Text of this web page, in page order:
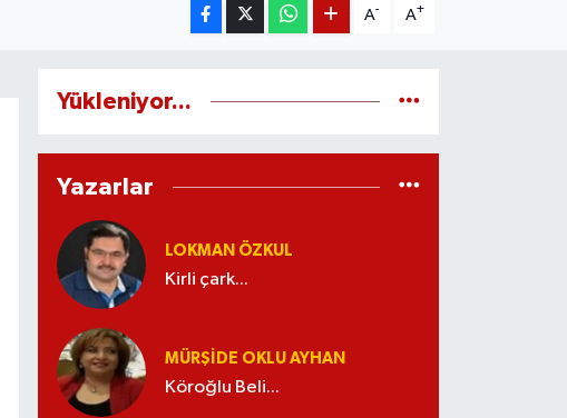
A- A+
Yükleniyor...
Yazarlar
LOKMAN ÖZKUL
Kirli çark...
MÜRŞIDE OKLU AYHAN
Köroğlu Beli...